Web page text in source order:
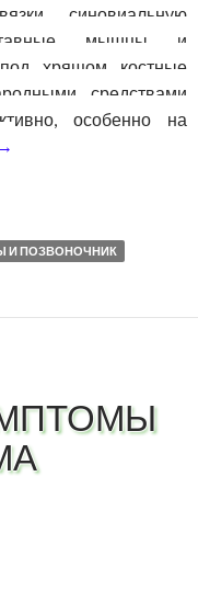
синовиальную
мышцы и
хрящом костные
средствами
особенно на
→
И ПОЗВОНОЧНИК